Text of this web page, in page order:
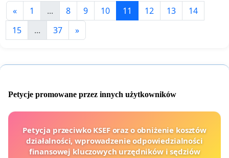
« 1 ... 8 9 10 11 12 13
14
15
... 37 »
Petycje promowane przez innych użytkowników
Petycja przeciwko KSEF oraz o obniżenie kosztów
działalności, wprowadzenie odpowiedzialności
finansowej kluczowych urzędników i sędziów